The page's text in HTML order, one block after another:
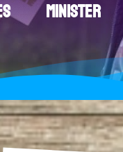
MINISTER